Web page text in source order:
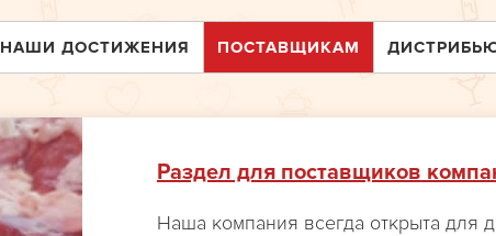
НАШИ ДОСТИЖЕНИЯ ПОСТАВЩИКАМ
Раздел для поставщиков
Наша компания всегда открыта для